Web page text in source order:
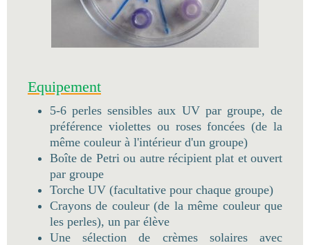
Equipement
5-6 perles sensibles aux UV par groupe, de
préférence violettes ou roses foncées (de la
même couleur à l'intérieur d'un groupe)
Boîte de Petri ou autre récipient plat et ouvert
par groupe
Torche UV (facultative pour chaque groupe)
Crayons de couleur (de la même couleur que
les perles), un par élève
Une sélection de crèmes solaires avec